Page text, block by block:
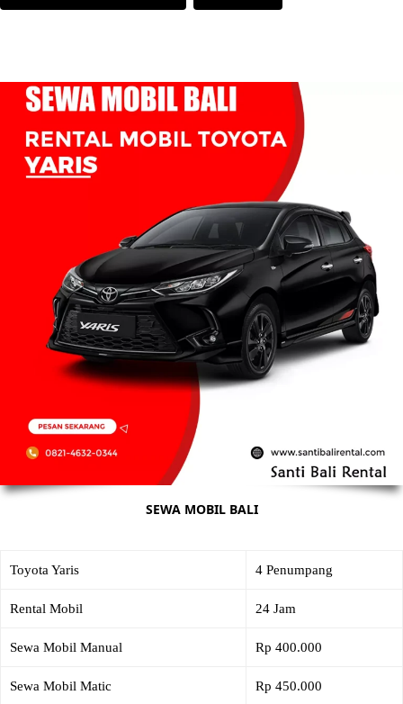
SEWA MOBIL BALI
Toyota Yaris 4 Penumpang
Rental Mobil 24 Jam
Sewa Mobil Manual Rp 400.000
Sewa Mobil Matic Rp 450.000